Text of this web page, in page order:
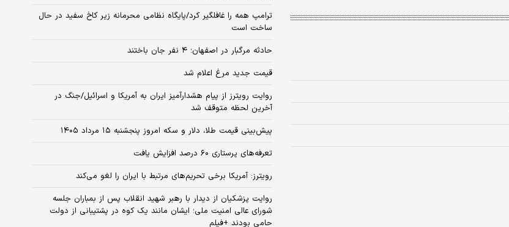
ترامپ همه را غافلگیر کرد/پایگاه نظامی محرمانه زیر کاخ سفید در حال
ساخت است
حادثه مرگبار در اصفهان؛ ۴ نفر جان باختند
قیمت جدید مرغ اعلام شد
روایت رویترز از پیام هشدارآمیز ایران به آمریکا و اسرائیل/جنگ در
آخرین لحظه متوقف شد
پیش‌بینی قیمت طلا، دلار و سکه امروز پنجشنبه ۱۵ مرداد ۱۴۰۵
تعرفه‌های پرستاری ۶۰ درصد افزایش یافت
رویترز: آمریکا برخی تحریم‌های مرتبط با ایران را لغو می‌کند
روایت پزشکیان از دیدار با رهبر شهید انقلاب پس از بمباران جلسه
شورای عالی امنیت ملی؛ ایشان مانند یک کوه در پشتیبانی از دولت
حامی بودند +فیلم